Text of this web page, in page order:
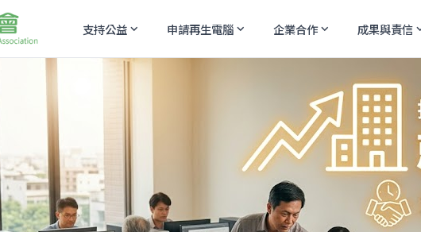
支持公益expand_more 申請再生電腦expand_more 企業合作expand_more 成果與責信